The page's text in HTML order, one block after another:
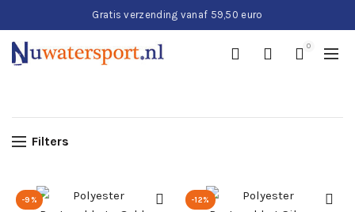
Gratis verzending vanaf 59,50 euro
0
Filters
-9% -12%